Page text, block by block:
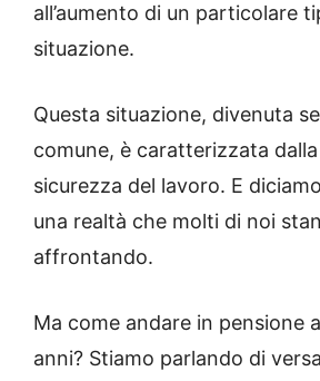
all’aumento di un particolare
situazione.
Questa situazione, divenuta
comune, è caratterizzata
sicurezza del lavoro. E
una realtà che molti di noi
affrontando.
Ma come andare in pensione
anni? Stiamo parlando di